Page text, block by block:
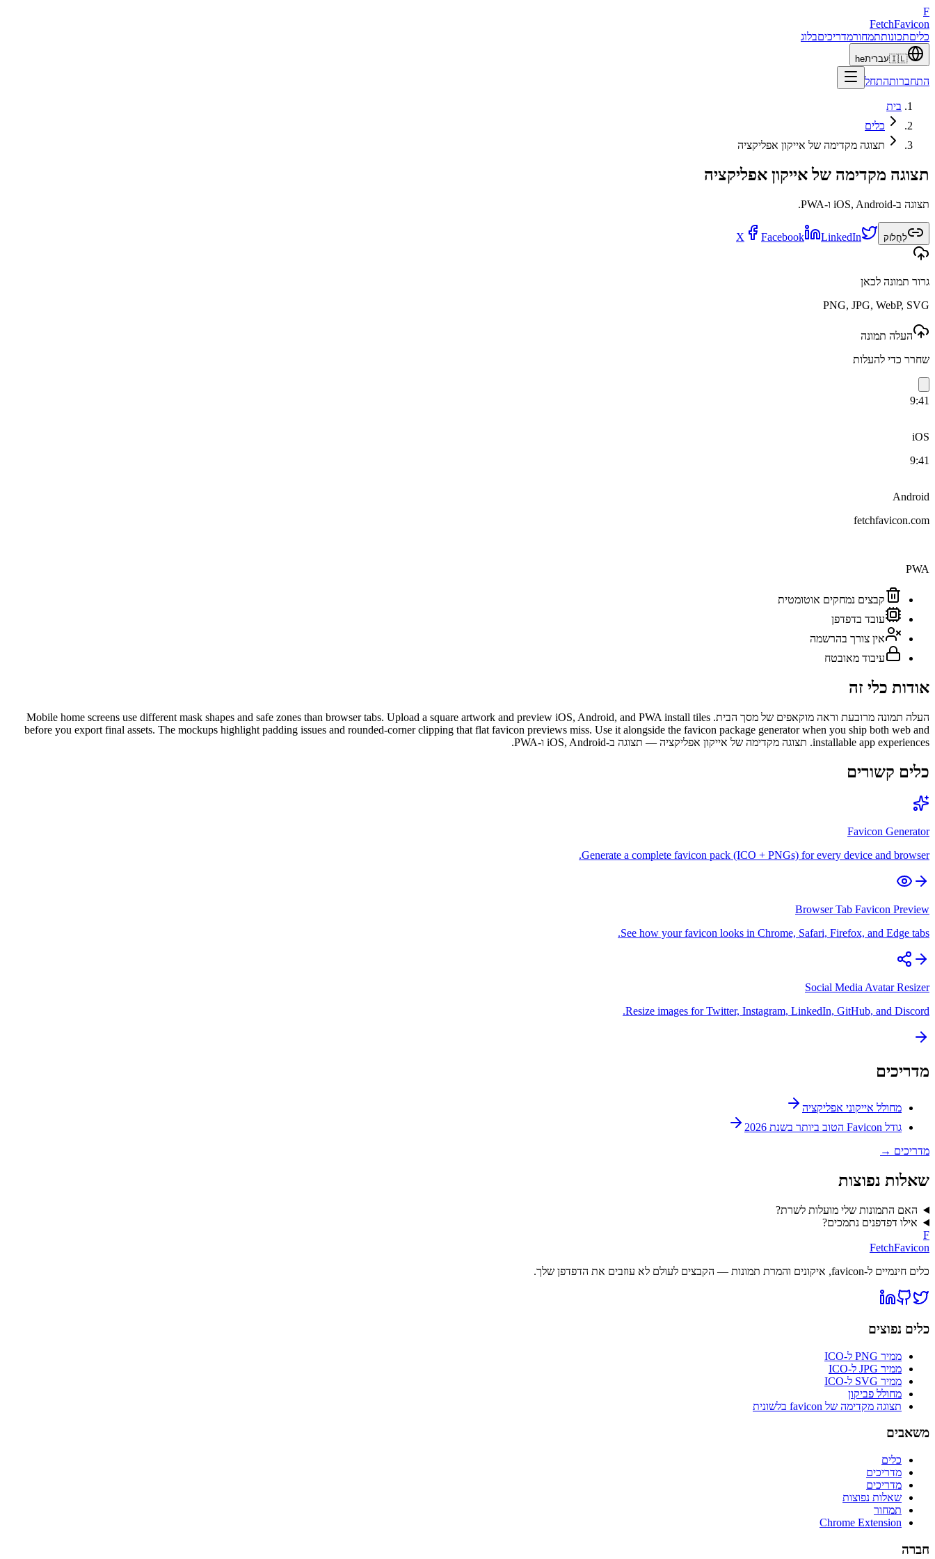
F
FetchFavicon
כליםתכונותתמחורמדריכיםבלוג
🇮🇱עבריתhe
התחברותהתחל
בית
כלים
תצוגה מקדימה של אייקון אפליקציה
תצוגה מקדימה של אייקון אפליקציה
תצוגה ב-iOS, Android ו-PWA.
לַחֲלוֹק X Facebook LinkedIn
גרור תמונה לכאן
PNG, JPG, WebP, SVG
העלה תמונה
שחרר כדי להעלות
9:41
iOS
9:41
Android
fetchfavicon.com
PWA
קבצים נמחקים אוטומטית
עובד בדפדפן
אין צורך בהרשמה
עיבוד מאובטח
אודות כלי זה
העלה תמונה מרובעת וראה מוקאפים של מסך הבית. Mobile home screens use different mask shapes and safe zones than browser tabs. Upload a square artwork and preview iOS, Android, and PWA install tiles
before you export final assets. The mockups highlight padding issues and rounded-corner clipping that flat favicon previews miss. Use it alongside the favicon package generator when you ship both web and
installable app experiences. תצוגה מקדימה של אייקון אפליקציה — תצוגה ב-iOS, Android ו-PWA.
כלים קשורים
Favicon Generator
Generate a complete favicon pack (ICO + PNGs) for every device and browser.
Browser Tab Favicon Preview
See how your favicon looks in Chrome, Safari, Firefox, and Edge tabs.
Social Media Avatar Resizer
Resize images for Twitter, Instagram, LinkedIn, GitHub, and Discord.
מדריכים
מחולל אייקוני אפליקציה
גודל Favicon הטוב ביותר בשנת 2026
מדריכים →
שאלות נפוצות
האם התמונות שלי מועלות לשרת?
אילו דפדפנים נתמכים?
F
FetchFavicon
כלים חינמיים ל-favicon, איקונים והמרת תמונות — הקבצים לעולם לא עוזבים את הדפדפן שלך.
כלים נפוצים
ממיר PNG ל-ICO
ממיר JPG ל-ICO
ממיר SVG ל-ICO
מחולל פביקון
תצוגה מקדימה של favicon בלשונית
משאבים
כלים
מדריכים
מדריכים
שאלות נפוצות
תמחור
Chrome Extension
חברה